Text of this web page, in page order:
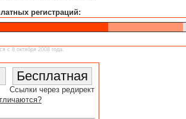
регистраций:
с 8 октября 2008 года.
Ссылки через редирект